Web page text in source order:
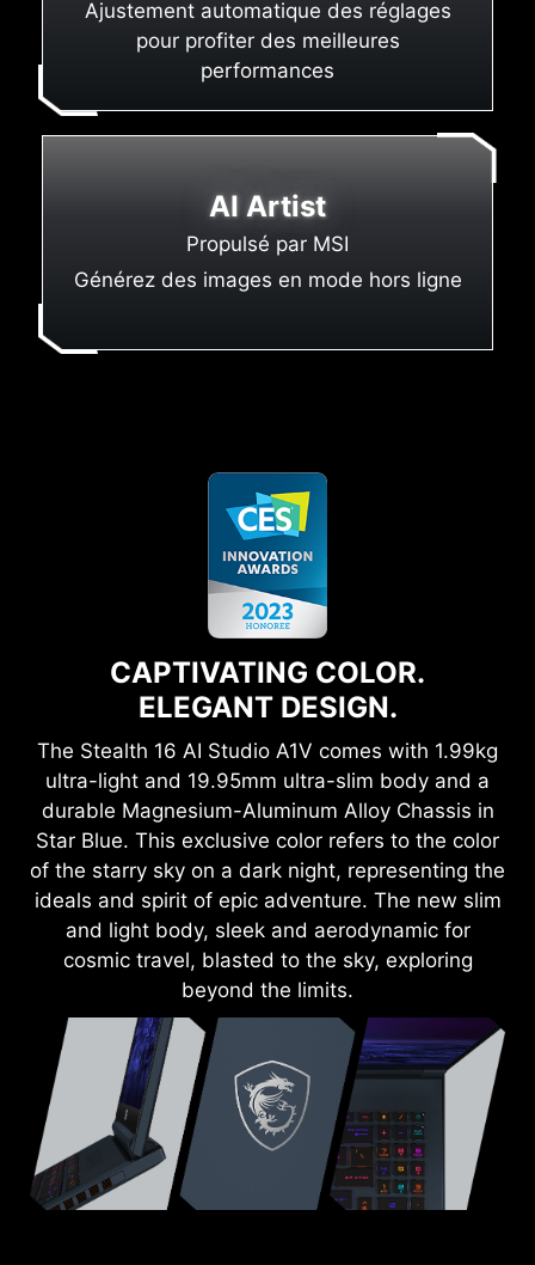
Ajustement automatique des réglages
pour profiter des meilleures
performances
AI Artist
Propulsé par MSI
Générez des images en mode hors ligne
CAPTIVATING COLOR.
ELEGANT DESIGN.
The Stealth 16 AI Studio A1V comes with 1.99kg
ultra-light and 19.95mm ultra-slim body and a
durable Magnesium-Aluminum Alloy Chassis in
Star Blue. This exclusive color refers to the color
of the starry sky on a dark night, representing the
ideals and spirit of epic adventure. The new slim
and light body, sleek and aerodynamic for
cosmic travel, blasted to the sky, exploring
beyond the limits.